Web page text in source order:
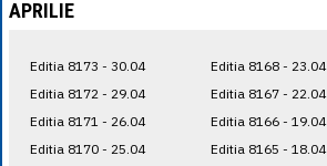
APRILIE
Editia 8173 - 30.04
Editia 8172 - 29.04
Editia 8171 - 26.04
Editia 8170 - 25.04
Editia 8168 - 23.04
Editia 8167 - 22.04
Editia 8166 - 19.04
Editia 8165 - 18.04